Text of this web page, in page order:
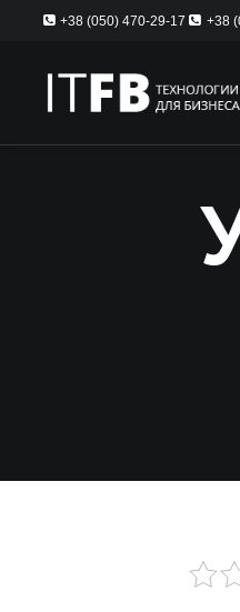
+38 (050) 470-29-17 +38